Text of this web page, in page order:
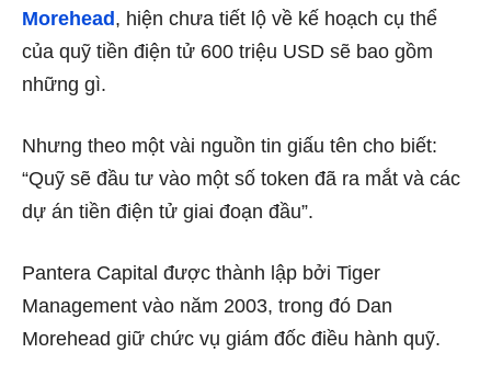
Morehead, hiện chưa tiết lộ về kế hoạch cụ thể
của quỹ tiền điện tử 600 triệu USD sẽ bao gồm
những gì.
Nhưng theo một vài nguồn tin giấu tên cho biết:
“Quỹ sẽ đầu tư vào một số token đã ra mắt và các
dự án tiền điện tử giai đoạn đầu”.
Pantera Capital được thành lập bởi Tiger
Management vào năm 2003, trong đó Dan
Morehead giữ chức vụ giám đốc điều hành quỹ.